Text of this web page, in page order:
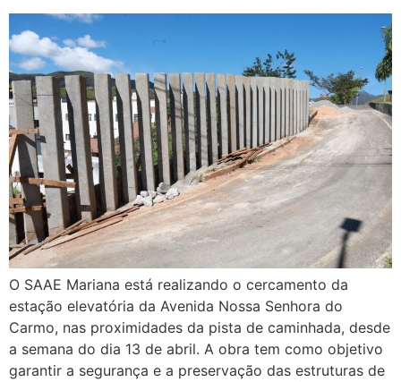
O SAAE Mariana está realizando o cercamento da
estação elevatória da Avenida Nossa Senhora do
Carmo, nas proximidades da pista de caminhada, desde
a semana do dia 13 de abril. A obra tem como objetivo
garantir a segurança e a preservação das estruturas de